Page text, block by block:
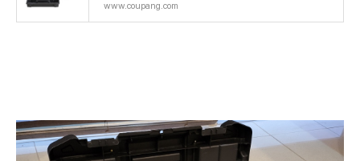
www.coupang.com